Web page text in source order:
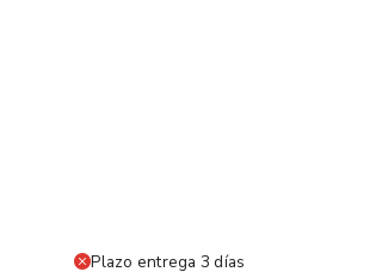
Plazo entrega 3 días